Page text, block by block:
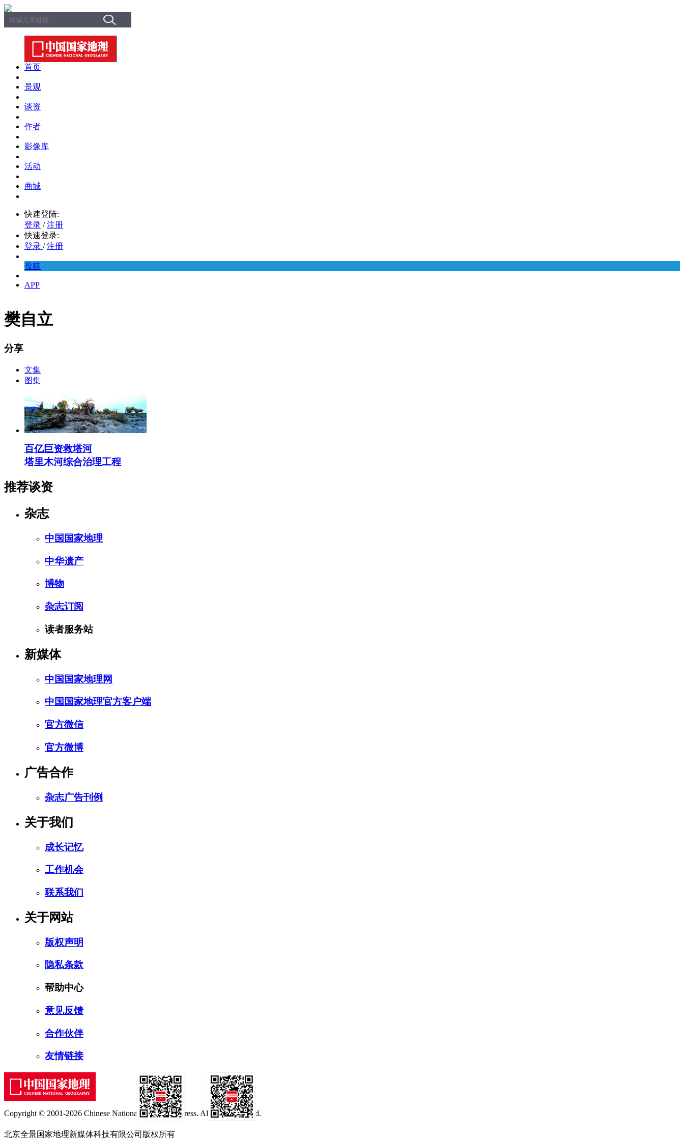
首页
景观
谈资
作者
影像库
活动
商城
快速登陆:
登录 / 注册
快速登录:
登录 / 注册
投稿
APP
樊自立
分享
文集
图集
百亿巨资救塔河
塔里木河综合治理工程
推荐谈资
杂志
中国国家地理
中华遗产
博物
杂志订阅
读者服务站
新媒体
中国国家地理网
中国国家地理官方客户端
官方微信
官方微博
广告合作
杂志广告刊例
关于我们
成长记忆
工作机会
联系我们
关于网站
版权声明
隐私条款
帮助中心
意见反馈
合作伙伴
友情链接
订阅号
Copyright © 2001-2026 Chinese National Geography Press. All rights reserved.
北京全景国家地理新媒体科技有限公司版权所有